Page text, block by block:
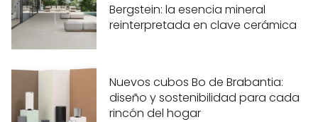
Bergstein: la esencia mineral
reinterpretada en clave cerámica
Nuevos cubos Bo de Brabantia:
diseño y sostenibilidad para cada
rincón del hogar